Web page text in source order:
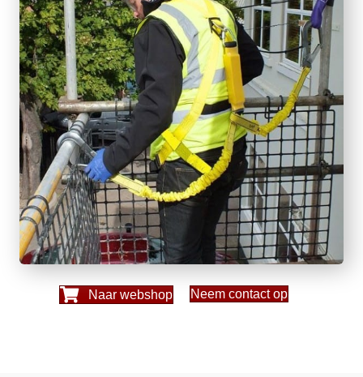
Naar webshop Neem contact op